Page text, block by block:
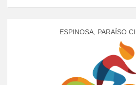
ESPINOSA, PARAÍSO